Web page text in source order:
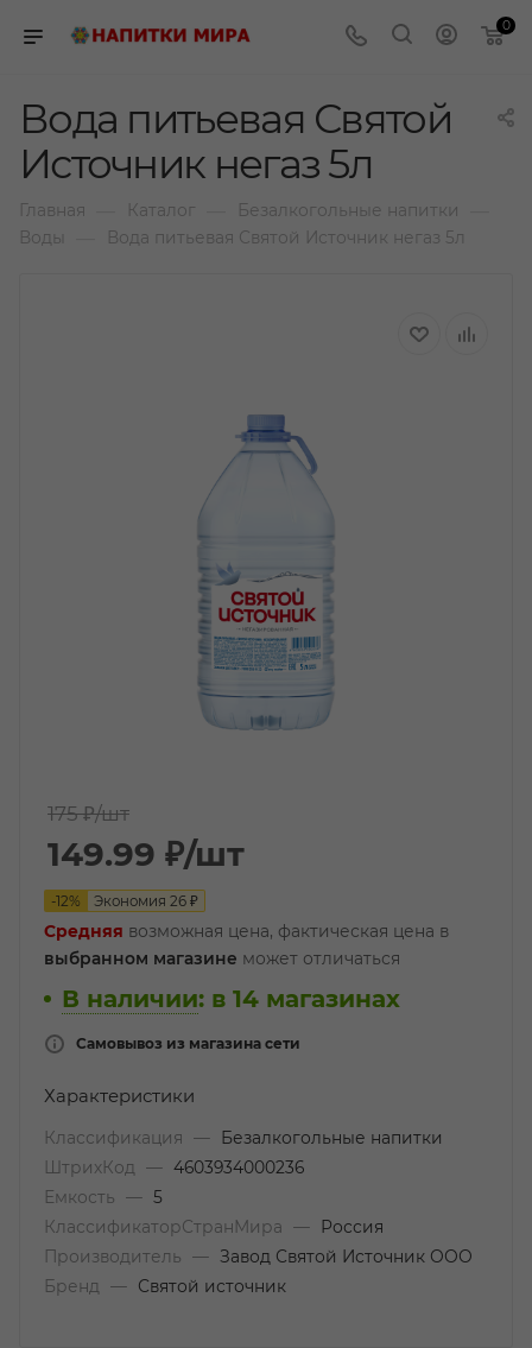
0
Вода питьевая Святой
Источник негаз 5л
Главная Каталог Безалкогольные напитки
Воды Вода питьевая Святой Источник негаз 5л
175 ₽/шт
149.99 ₽/шт
-12% Экономия 26 ₽
Средняя возможная цена, фактическая цена в
выбранном магазине может отличаться
В наличии: в 14 магазинах
Самовывоз из магазина сети
Характеристики
Классификация —
Безалкогольные напитки
ШтрихКод
— 4603934000236
Емкость
— 5
КлассификаторСтранМира
—
Россия
Производитель
— Завод Святой Источник ООО
Бренд
— Святой источник